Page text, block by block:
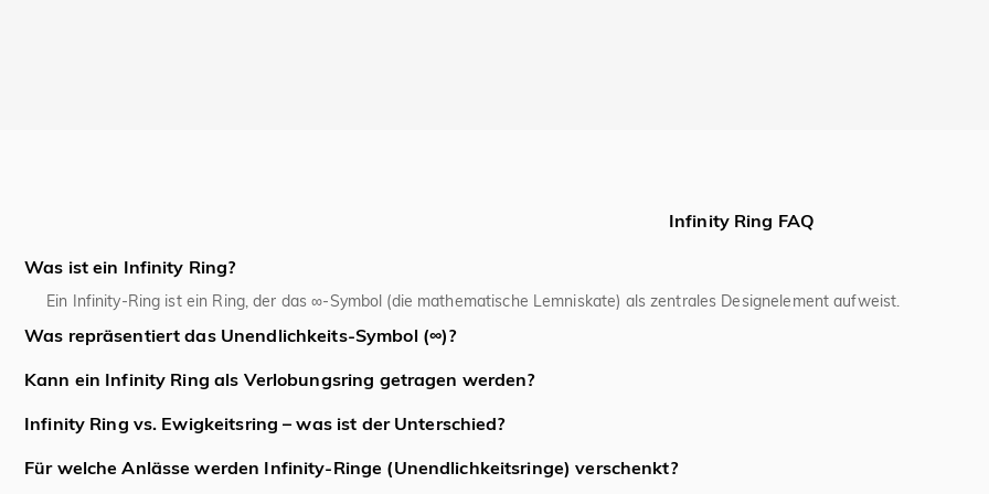
Infinity Ring FAQ
Was ist ein Infinity Ring?
Ein Infinity-Ring ist ein Ring, der das ∞-Symbol (die mathematische Lemniskate) als zentrales Designelement aufweist.
Was repräsentiert das Unendlichkeits-Symbol (∞)?
Es repräsentiert Endlosigkeit, ewige Liebe, unendliche Möglichkeiten oder eine unzerbrechliche Verbindung.
Kann ein Infinity Ring als Verlobungsring getragen werden?
Ja, ein Infinity-Ring kann absolut als Verlobungsring getragen werden – er symbolisiert ewige Liebe und Verbundenheit und ist
Paare.
Infinity Ring vs. Ewigkeitsring – was ist der Unterschied?
Der Hauptunterschied liegt im Design: Ein Ewigkeitsring weist eine durchgehende Reihe von Edelsteinen (oft Diamanten) entlang
mathematische Symbol für Unendlichkeit (∞) in sein Design integriert, wobei das Symbol selbst Ewigkeit repräsentiert. Beide
Für welche Anlässe werden Infinity-Ringe (Unendlichkeitsringe) verschenkt?